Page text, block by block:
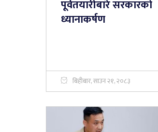
पूर्वतयारीबारे सरकारको
ध्यानाकर्षण
बिहीबार, साउन २१, २०८३